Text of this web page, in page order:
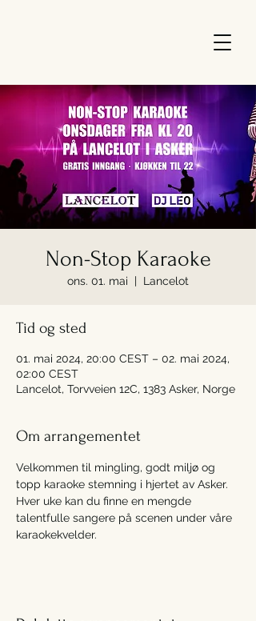
Non-Stop Karaoke
ons. 01. mai
  |
Lancelot
Tid og sted
01. mai 2024, 20:00 CEST – 02. mai 2024,
02:00 CEST
Lancelot, Torvveien 12C, 1383 Asker, Norge
Om arrangementet
Velkommen til mingling, godt miljø og
topp karaoke stemning i hjertet av Asker.
Hver uke kan du finne en mengde
talentfulle sangere på scenen under våre
karaokekvelder.